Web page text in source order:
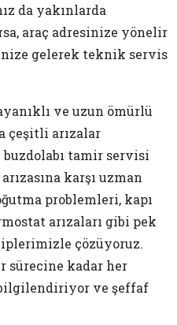
da yakınlarda
araç adresinize yönelir
gelerek teknik servis
ve uzun ömürlü
çeşitli arızalar
tamir servisi
karşı uzman
problemleri, kapı
arızaları gibi pek
çözüyoruz.
sürecine kadar her
ve şeffaf